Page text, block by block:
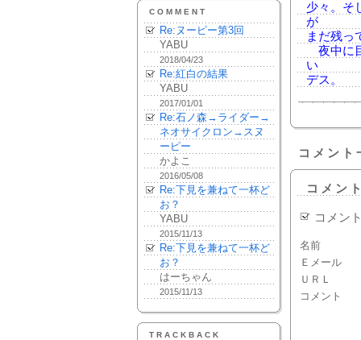
COMMENT
Re:ヌーピー第3回
YABU
2018/04/23
Re:紅白の結果
YABU
2017/01/01
Re:石ノ森→ライダー→
ネオサイクロン→スヌ
ーピー
かよこ
2016/05/08
Re:下見を兼ねて一杯ど
お？
YABU
2015/11/13
Re:下見を兼ねて一杯ど
お？
はーちゃん
2015/11/13
TRACKBACK
少々。そ
が
まだ残っ
夜中に
い
デス。
コメント
コメン
コメン
名前
Ｅメール
ＵＲＬ
コメント